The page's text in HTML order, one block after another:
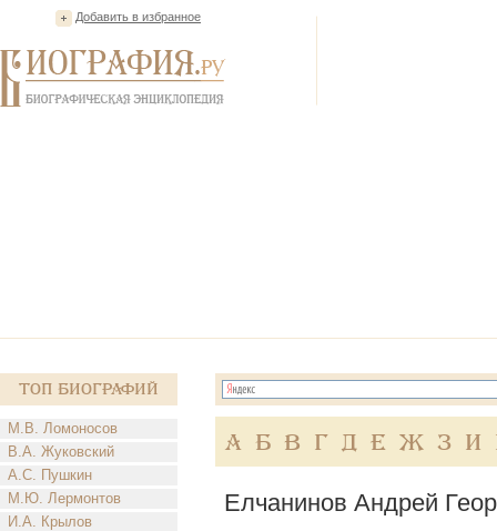
Добавить в избранное
Топ Биографий
М.В. Ломоносов
В.А. Жуковский
А.С. Пушкин
М.Ю. Лермонтов
И.А. Крылов
А Б В Г Д Е Ж З И
Елчанинов Андрей